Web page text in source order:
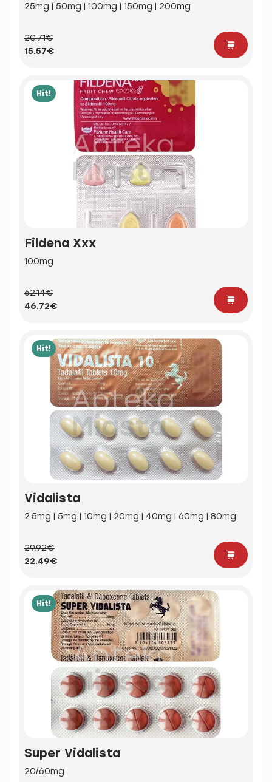
25mg | 50mg | 100mg | 150mg | 200mg
20.71€
15.57€
Hit!
Fildena Xxx
100mg
62.14€
46.72€
Hit!
Vidalista
2.5mg | 5mg | 10mg | 20mg | 40mg | 60mg | 80mg
29.92€
22.49€
Hit!
Super Vidalista
20/60mg